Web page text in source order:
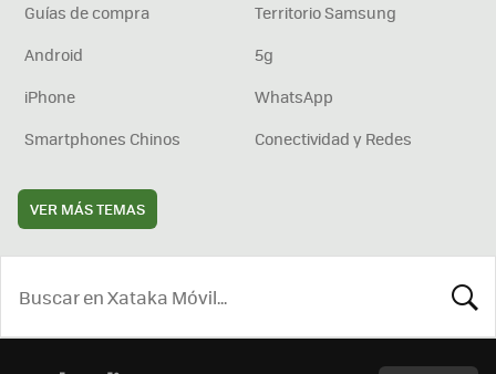
Guías de compra
Territorio Samsung
Android
5g
iPhone
WhatsApp
Smartphones Chinos
Conectividad y Redes
VER MÁS TEMAS